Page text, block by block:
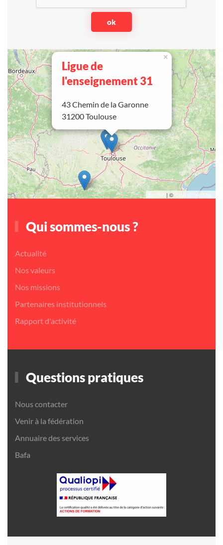
Ligue de
l'enseignement 31
43 Chemin de la Garonne
31200 Toulouse
×
Leaflet | © OpenStreetMap
Qui sommes-nous ?
Actualité
Nos valeurs
Nos missions
Partenaires institutionnels
Rapport d'activité
Questions pratiques
Nous contacter
Venir à la fédération
Annuaire des services
Bafa